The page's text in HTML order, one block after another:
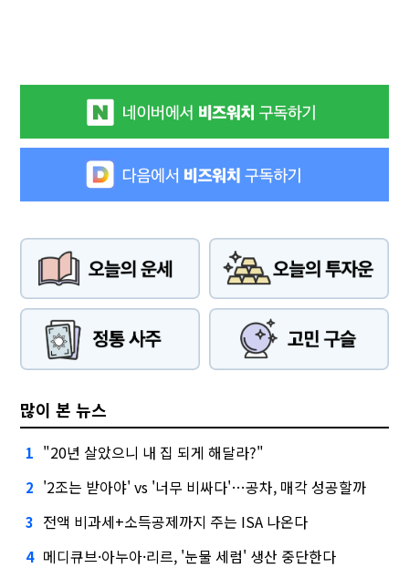
많이 본 뉴스
1 "20년 살았으니 내 집 되게 해달라?"
2 '2조는 받아야' vs '너무 비싸다'…공차, 매각 성공할까
3 전액 비과세+소득공제까지 주는 ISA 나온다
4 메디큐브·아누아·리르, '눈물 세럼' 생산 중단한다